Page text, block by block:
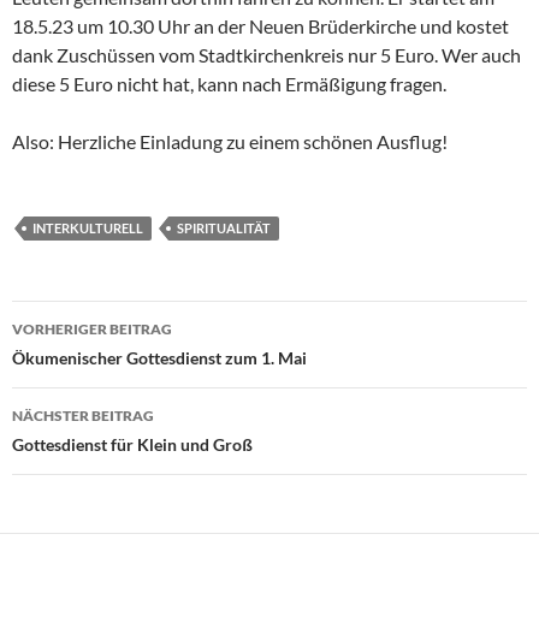
18.5.23 um 10.30 Uhr an der Neuen Brüderkirche und kostet
dank Zuschüssen vom Stadtkirchenkreis nur 5 Euro. Wer auch
diese 5 Euro nicht hat, kann nach Ermäßigung fragen.
Also: Herzliche Einladung zu einem schönen Ausflug!
INTERKULTURELL SPIRITUALITÄT
Beitragsnavigation
VORHERIGER BEITRAG
Ökumenischer Gottesdienst zum 1. Mai
NÄCHSTER BEITRAG
Gottesdienst für Klein und Groß